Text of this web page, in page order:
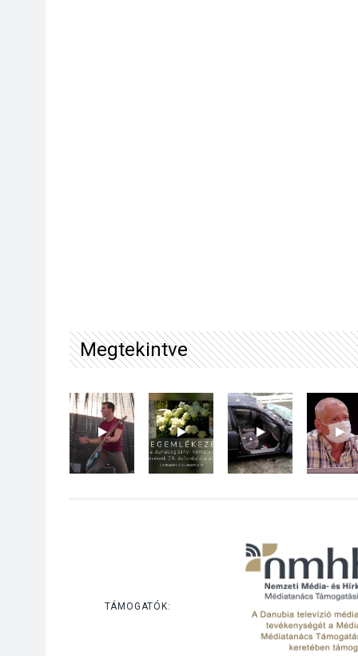
Megtekintve
TÁMOGATÓK: